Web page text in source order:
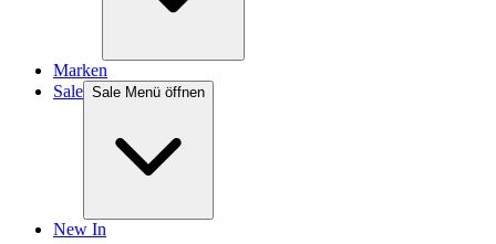
Marken
Sale Sale Menü öffnen
New In